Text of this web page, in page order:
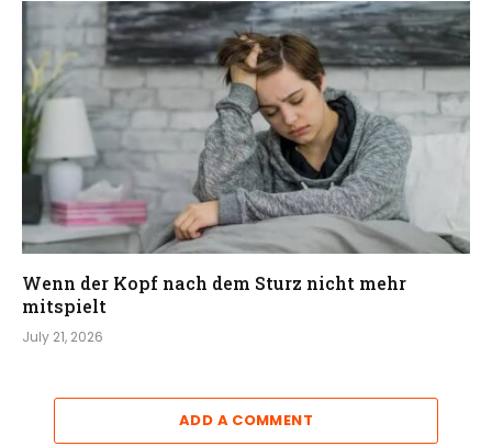
Wenn der Kopf nach dem Sturz nicht mehr
mitspielt
July 21, 2026
ADD A COMMENT